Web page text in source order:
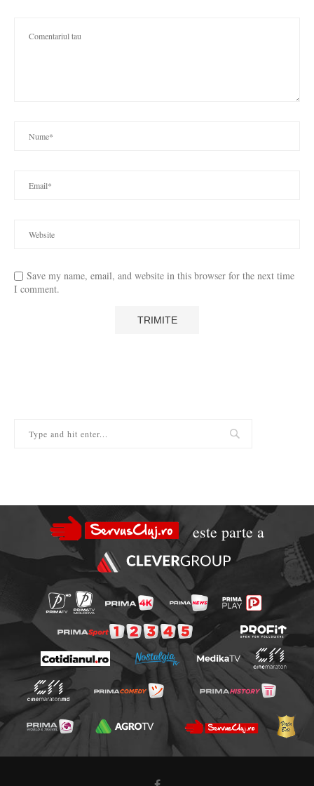
Save my name, email, and website in this browser for the next time
I comment.
este parte a